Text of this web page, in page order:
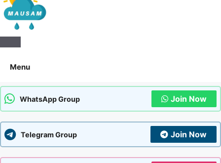
Aaj Ka Mausam | आज का
मौसम | कल का मौसम की जानकारी
सबसे पहले
Menu
WhatsApp Group Join Now
Telegram Group Join Now